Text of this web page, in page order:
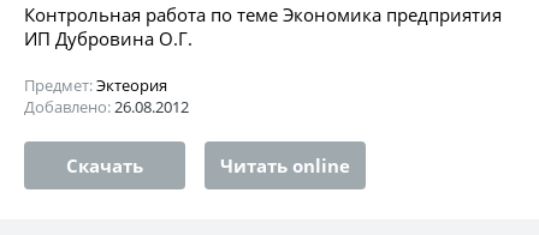
Контрольная работа по теме Экономика предприятия
ИП Дубровина О.Г.
Предмет:Эктеория
Добавлено:26.08.2012
Скачать Читать online